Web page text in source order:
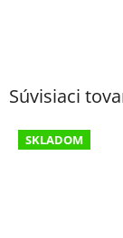
Súvisiaci
SKLADOM